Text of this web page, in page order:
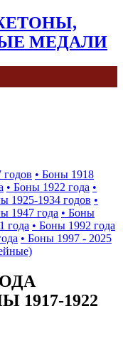
МЕДАЛИ
годов • Боны 1918
• Боны 1922 года •
1925-1934 годов •
1947 года • Боны
года • Боны 1992 года
• Боны 1997 - 2025
1922